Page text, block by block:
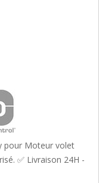
pour Moteur volet
✅ Livraison 24H -